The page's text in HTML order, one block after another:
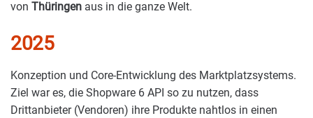
von Thüringen aus in die ganze Welt.
2025
Konzeption und Core-Entwicklung des Marktplatzsystems.
Ziel war es, die Shopware 6 API so zu nutzen, dass
Drittanbieter (Vendoren) ihre Produkte nahtlos in einen